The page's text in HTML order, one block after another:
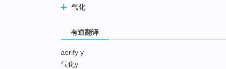
气化
有道翻译
aerify y
气化y